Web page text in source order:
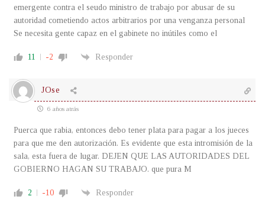
emergente contra el seudo ministro de trabajo por abusar de su
autoridad cometiendo actos arbitrarios por una venganza personal
Se necesita gente capaz en el gabinete no inútiles como el
11 -2 Responder
JOse
6 años atrás
Puerca que rabia, entonces debo tener plata para pagar a los jueces
para que me den autorización. Es evidente que esta intromisión de la
sala, esta fuera de lugar. DEJEN QUE LAS AUTORIDADES DEL
GOBIERNO HAGAN SU TRABAJO. que pura M
2 -10 Responder